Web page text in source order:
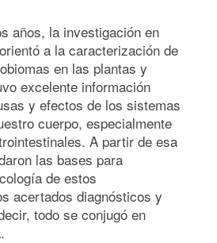
años, la investigación en
a la caracterización de
en las plantas y
excelente información
y efectos de los sistemas
cuerpo, especialmente
A partir de esa
las bases para
de estos
acertados diagnósticos y
todo se conjugó en